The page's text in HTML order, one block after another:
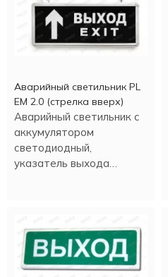
Аварийный светильник PL
EM 2.0 (стрелка вверх)
Аварийный светильник с
аккумулятором
светодиодный,
указатель выхода